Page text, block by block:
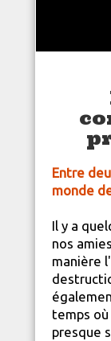
Entre
monde
Il y a
nos
manière
temps
presque